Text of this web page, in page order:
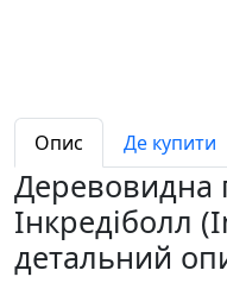
Опис Де купити
Деревовидна
Інкредіболл
детальний